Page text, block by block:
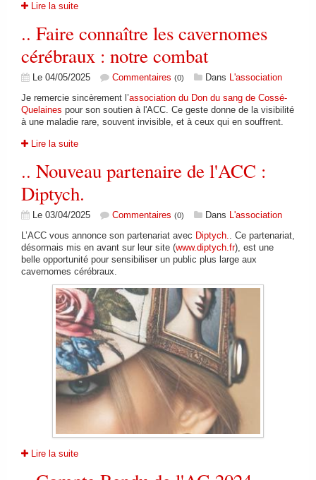
Lire la suite
.. Faire connaître les cavernomes
cérébraux : notre combat
Le 04/05/2025 Commentaires (0) Dans L'association
Je remercie sincèrement l’association du Don du sang de Cossé-
Quelaines pour son soutien à l'ACC. Ce geste donne de la visibilité
à une maladie rare, souvent invisible, et à ceux qui en souffrent.
Lire la suite
.. Nouveau partenaire de l'ACC :
Diptych.
Le 03/04/2025 Commentaires (0) Dans L'association
L’ACC vous annonce son partenariat avec Diptych.. Ce partenariat,
désormais mis en avant sur leur site (www.diptych.fr), est une
belle opportunité pour sensibiliser un public plus large aux
cavernomes cérébraux.
Lire la suite